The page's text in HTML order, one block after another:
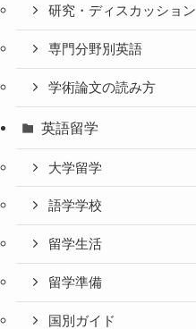
研究・ディスカッション
専門分野別英語
学術論文の読み方
英語留学
大学留学
語学学校
留学生活
留学準備
国別ガイド